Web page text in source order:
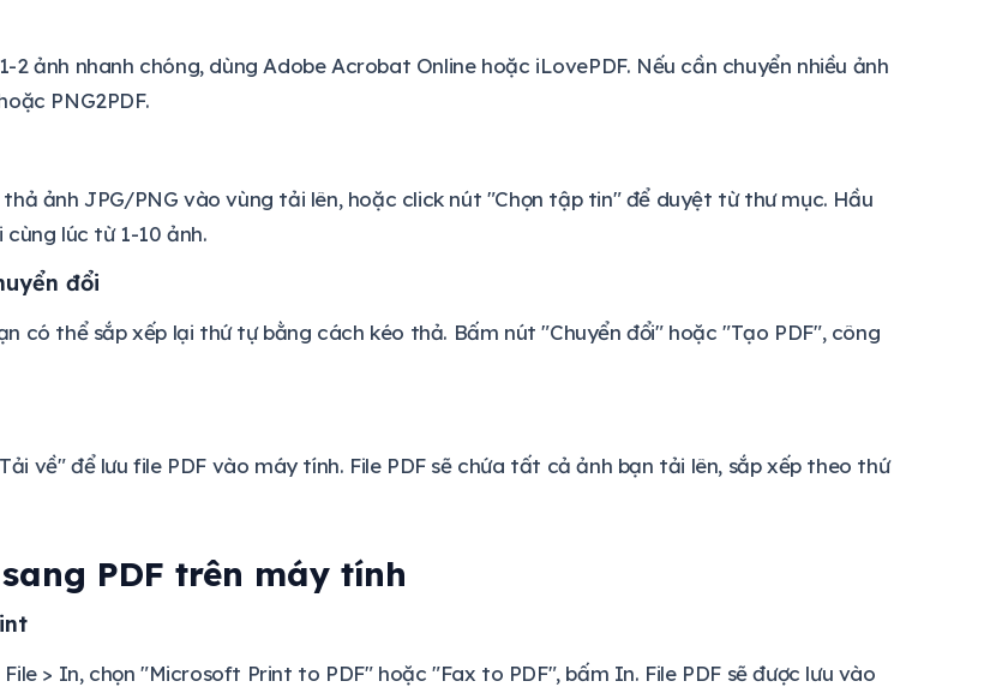
2 ảnh nhanh chóng, dùng Adobe Acrobat Online hoặc iLovePDF. Nếu cần chuyển nhiều ảnh
PNG2PDF.
thả ảnh JPG/PNG vào vùng tải lên, hoặc click nút "Chọn tập tin" để duyệt từ thư mục. Hầu
lúc từ 1-10 ảnh.
đổi
có thể sắp xếp lại thứ tự bằng cách kéo thả. Bấm nút "Chuyển đổi" hoặc "Tạo PDF", công
về" để lưu file PDF vào máy tính. File PDF sẽ chứa tất cả ảnh bạn tải lên, sắp xếp theo thứ
PDF trên máy tính
> In, chọn "Microsoft Print to PDF" hoặc "Fax to PDF", bấm In. File PDF sẽ được lưu vào